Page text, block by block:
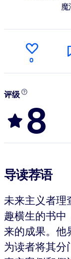
魔
0
评级
8
导读荐语
未来主义者理
趣横生的书中
来的成果。他
为读者将其分